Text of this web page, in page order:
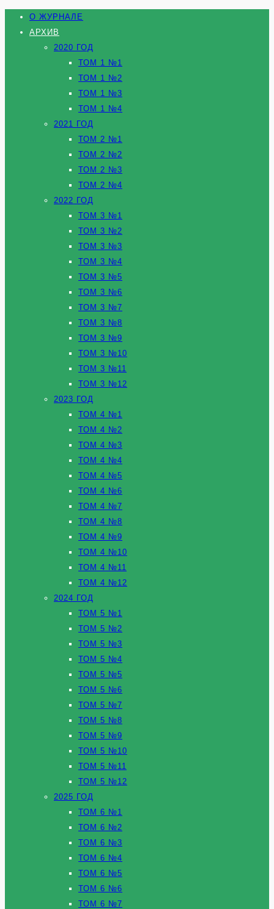
О ЖУРНАЛЕ
АРХИВ
2020 ГОД
ТОМ 1 №1
ТОМ 1 №2
ТОМ 1 №3
ТОМ 1 №4
2021 ГОД
ТОМ 2 №1
ТОМ 2 №2
ТОМ 2 №3
ТОМ 2 №4
2022 ГОД
ТОМ 3 №1
ТОМ 3 №2
ТОМ 3 №3
ТОМ 3 №4
ТОМ 3 №5
ТОМ 3 №6
ТОМ 3 №7
ТОМ 3 №8
ТОМ 3 №9
ТОМ 3 №10
ТОМ 3 №11
ТОМ 3 №12
2023 ГОД
ТОМ 4 №1
ТОМ 4 №2
ТОМ 4 №3
ТОМ 4 №4
ТОМ 4 №5
ТОМ 4 №6
ТОМ 4 №7
ТОМ 4 №8
ТОМ 4 №9
ТОМ 4 №10
ТОМ 4 №11
ТОМ 4 №12
2024 ГОД
ТОМ 5 №1
ТОМ 5 №2
ТОМ 5 №3
ТОМ 5 №4
ТОМ 5 №5
ТОМ 5 №6
ТОМ 5 №7
ТОМ 5 №8
ТОМ 5 №9
ТОМ 5 №10
ТОМ 5 №11
ТОМ 5 №12
2025 ГОД
ТОМ 6 №1
ТОМ 6 №2
ТОМ 6 №3
ТОМ 6 №4
ТОМ 6 №5
ТОМ 6 №6
ТОМ 6 №7